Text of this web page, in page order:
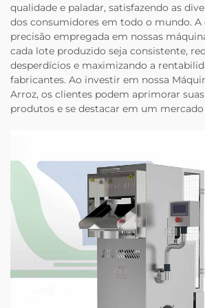
qualidade e paladar, satisfazendo as
dos consumidores em todo o mundo. A
precisão empregada em nossas
cada lote produzido seja consistente,
desperdícios e maximizando a
fabricantes. Ao investir em nossa
Arroz, os clientes podem aprimorar
produtos e se destacar em um